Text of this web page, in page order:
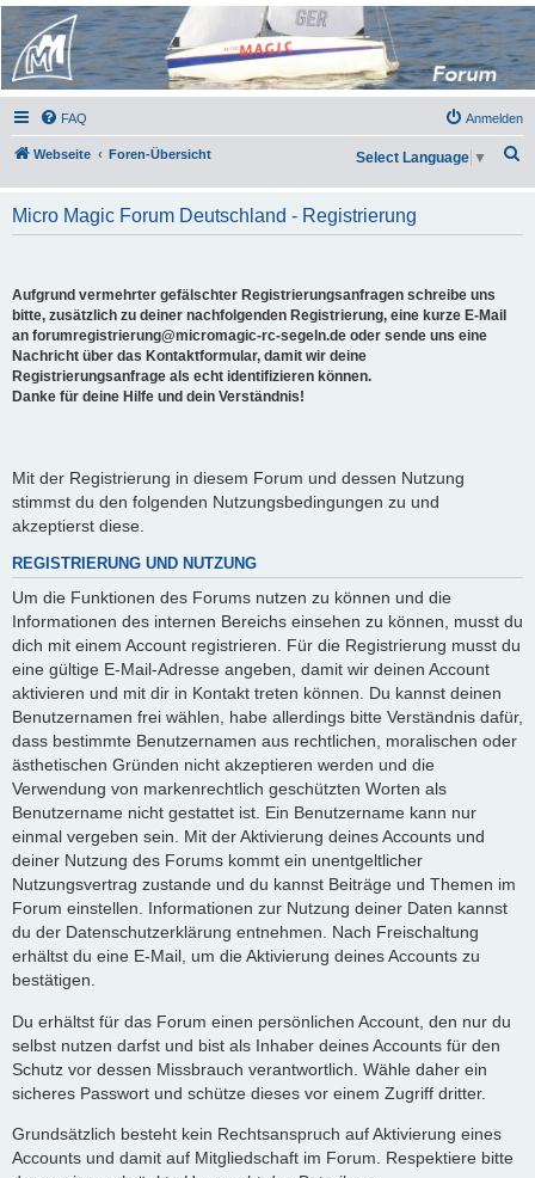
Micro Magic Forum
Deutschland
FAQ Anmelden
Webseite Foren-Übersicht
h
Select Language ▼
Micro Magic Forum Deutschland - Registrierung
Aufgrund vermehrter gefälschter Registrierungsanfragen schreibe uns
bitte, zusätzlich zu deiner nachfolgenden Registrierung, eine kurze E-Mail
an forumregistrierung@micromagic-rc-segeln.de oder sende uns eine
Nachricht über das Kontaktformular, damit wir deine
Registrierungsanfrage als echt identifizieren können.
Danke für deine Hilfe und dein Verständnis!
Mit der Registrierung in diesem Forum und dessen Nutzung
stimmst du den folgenden Nutzungsbedingungen zu und
akzeptierst diese.
REGISTRIERUNG UND NUTZUNG
Um die Funktionen des Forums nutzen zu können und die
Informationen des internen Bereichs einsehen zu können, musst du
dich mit einem Account registrieren. Für die Registrierung musst du
eine gültige E-Mail-Adresse angeben, damit wir deinen Account
aktivieren und mit dir in Kontakt treten können. Du kannst deinen
Benutzernamen frei wählen, habe allerdings bitte Verständnis dafür,
dass bestimmte Benutzernamen aus rechtlichen, moralischen oder
ästhetischen Gründen nicht akzeptieren werden und die
Verwendung von markenrechtlich geschützten Worten als
Benutzername nicht gestattet ist. Ein Benutzername kann nur
einmal vergeben sein. Mit der Aktivierung deines Accounts und
deiner Nutzung des Forums kommt ein unentgeltlicher
Nutzungsvertrag zustande und du kannst Beiträge und Themen im
Forum einstellen. Informationen zur Nutzung deiner Daten kannst
du der Datenschutzerklärung entnehmen. Nach Freischaltung
erhältst du eine E-Mail, um die Aktivierung deines Accounts zu
bestätigen.
Du erhältst für das Forum einen persönlichen Account, den nur du
selbst nutzen darfst und bist als Inhaber deines Accounts für den
Schutz vor dessen Missbrauch verantwortlich. Wähle daher ein
sicheres Passwort und schütze dieses vor einem Zugriff dritter.
Grundsätzlich besteht kein Rechtsanspruch auf Aktivierung eines
Accounts und damit auf Mitgliedschaft im Forum. Respektiere bitte